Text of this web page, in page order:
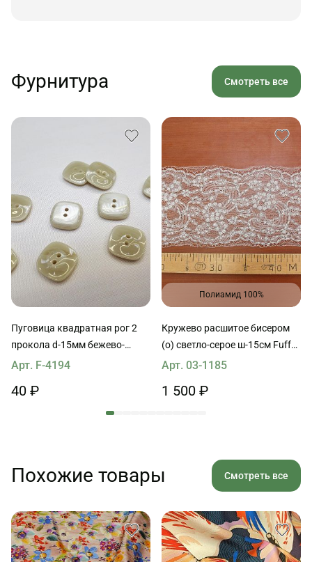
Фурнитура Смотреть все
Пуговица квадратная рог 2
прокола d-15мм бежево-
белая
Арт. F-4194
40 ₽
Полиамид 100%
Кружево расшитое бисером
(о) светло-серое ш-15см Fuffo
Coli
Арт. 03-1185
1 500 ₽
Похожие товары Смотреть все